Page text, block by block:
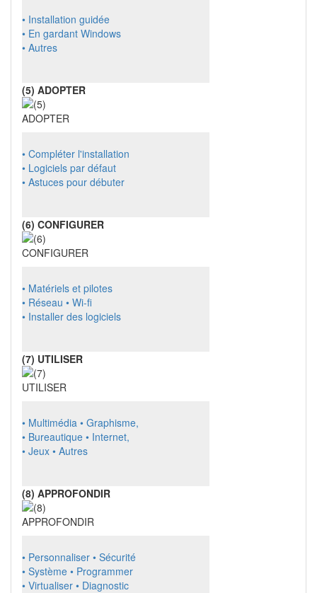
• Installation guidée
• En gardant Windows
• Autres
(5) ADOPTER
• Compléter l'installation
• Logiciels par défaut
• Astuces pour débuter
(6) CONFIGURER
• Matériels et pilotes
• Réseau • Wi-fi
• Installer des logiciels
(7) UTILISER
• Multimédia • Graphisme,
• Bureautique • Internet,
• Jeux • Autres
(8) APPROFONDIR
• Personnaliser • Sécurité
• Système • Programmer
• Virtualiser • Diagnostic